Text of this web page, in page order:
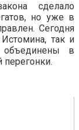
сделало
но уже в
Сегодня
так и
в
перегонки.